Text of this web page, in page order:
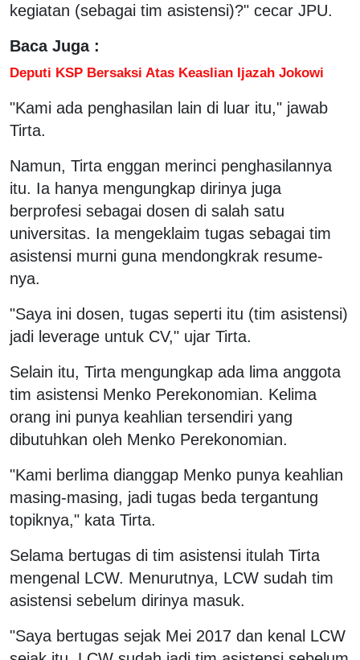
kegiatan (sebagai tim asistensi)?" cecar JPU.
Baca Juga :
Deputi KSP Bersaksi Atas Keaslian Ijazah Jokowi
"Kami ada penghasilan lain di luar itu," jawab
Tirta.
Namun, Tirta enggan merinci penghasilannya
itu. Ia hanya mengungkap dirinya juga
berprofesi sebagai dosen di salah satu
universitas. Ia mengeklaim tugas sebagai tim
asistensi murni guna mendongkrak resume-
nya.
"Saya ini dosen, tugas seperti itu (tim asistensi)
jadi leverage untuk CV," ujar Tirta.
Selain itu, Tirta mengungkap ada lima anggota
tim asistensi Menko Perekonomian. Kelima
orang ini punya keahlian tersendiri yang
dibutuhkan oleh Menko Perekonomian.
"Kami berlima dianggap Menko punya keahlian
masing-masing, jadi tugas beda tergantung
topiknya," kata Tirta.
Selama bertugas di tim asistensi itulah Tirta
mengenal LCW. Menurutnya, LCW sudah tim
asistensi sebelum dirinya masuk.
"Saya bertugas sejak Mei 2017 dan kenal LCW